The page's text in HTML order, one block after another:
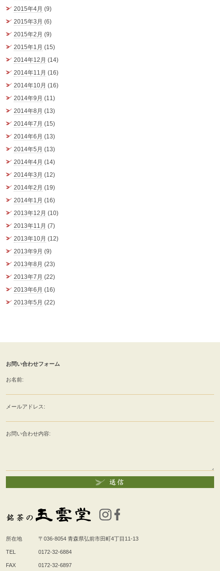
2015年4月 (9)
2015年3月 (6)
2015年2月 (9)
2015年1月 (15)
2014年12月 (14)
2014年11月 (16)
2014年10月 (16)
2014年9月 (11)
2014年8月 (13)
2014年7月 (15)
2014年6月 (13)
2014年5月 (13)
2014年4月 (14)
2014年3月 (12)
2014年2月 (19)
2014年1月 (16)
2013年12月 (10)
2013年11月 (7)
2013年10月 (12)
2013年9月 (9)
2013年8月 (23)
2013年7月 (22)
2013年6月 (16)
2013年5月 (22)
お問い合わせフォーム
お名前:
メールアドレス:
お問い合わせ内容:
所在地 〒036-8054 青森県弘前市田町4丁目11-13
TEL 0172-32-6884
FAX 0172-32-6897